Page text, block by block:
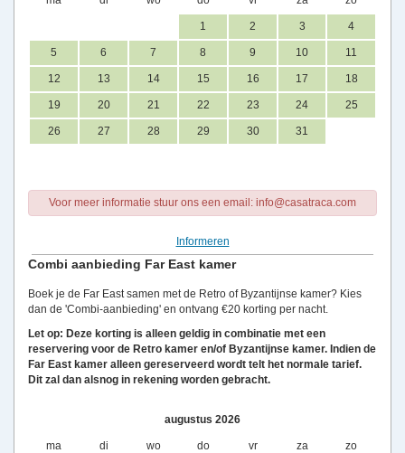
1 2 3 4
5 6 7 8 9 10 11
12 13 14 15 16 17 18
19 20 21 22 23 24 25
26 27 28 29 30 31
Voor meer informatie stuur ons een email: info@casatraca.com
Informeren
Combi aanbieding Far East kamer
Boek je de Far East samen met de Retro of Byzantijnse kamer? Kies
dan de 'Combi-aanbieding' en ontvang €20 korting per nacht.
Let op: Deze korting is alleen geldig in combinatie met een
reservering voor de Retro kamer en/of Byzantijnse kamer. Indien de
Far East kamer alleen gereserveerd wordt telt het normale tarief.
Dit zal dan alsnog in rekening worden gebracht.
augustus 2026
ma di wo do vr za zo